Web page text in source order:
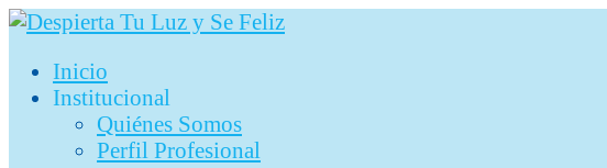
Ir
contenido
Inicio
Institucional
Quiénes Somos
Perfil Profesional